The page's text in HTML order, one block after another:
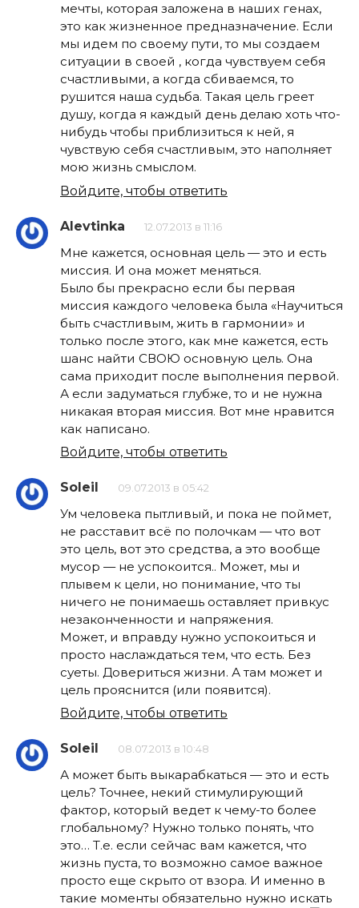
мечты, которая заложена в наших генах,
это как жизненное предназначение. Если
мы идем по своему пути, то мы создаем
ситуации в своей , когда чувствуем себя
счастливыми, а когда сбиваемся, то
рушится наша судьба. Такая цель греет
душу, когда я каждый день делаю хоть что-
нибудь чтобы приблизиться к ней, я
чувствую себя счастливым, это наполняет
мою жизнь смыслом.
Войдите, чтобы ответить
Alevtinka 12.07.2013 в 11:16
Мне кажется, основная цель — это и есть
миссия. И она может меняться.
Было бы прекрасно если бы первая
миссия каждого человека была «Научиться
быть счастливым, жить в гармонии» и
только после этого, как мне кажется, есть
шанс найти СВОЮ основную цель. Она
сама приходит после выполнения первой.
А если задуматься глубже, то и не нужна
никакая вторая миссия. Вот мне нравится
как написано.
Войдите, чтобы ответить
Soleil 09.07.2013 в 05:42
Ум человека пытливый, и пока не поймет,
не расставит всё по полочкам — что вот
это цель, вот это средства, а это вообще
мусор — не успокоится.. Может, мы и
плывем к цели, но понимание, что ты
ничего не понимаешь оставляет привкус
незаконченности и напряжения.
Может, и вправду нужно успокоиться и
просто наслаждаться тем, что есть. Без
суеты. Довериться жизни. А там может и
цель прояснится (или появится).
Войдите, чтобы ответить
Soleil 08.07.2013 в 10:48
А может быть выкарабкаться — это и есть
цель? Точнее, некий стимулирующий
фактор, который ведет к чему-то более
глобальному? Нужно только понять, что
это… Т.е. если сейчас вам кажется, что
жизнь пуста, то возможно самое важное
просто еще скрыто от взора. И именно в
такие моменты обязательно нужно искать